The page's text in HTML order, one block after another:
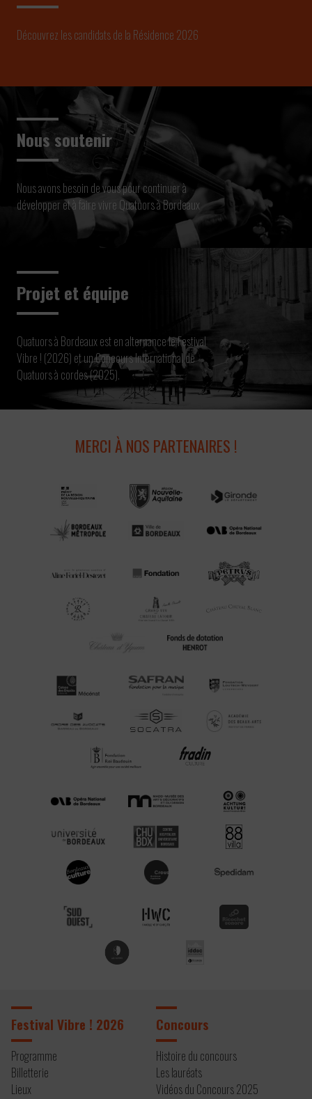
Découvrez les candidats de la Résidence 2026
Nous soutenir
Nous avons besoin de vous pour continuer à
développer et à faire vivre Quatuors à Bordeaux
Projet et équipe
Quatuors à Bordeaux est en alternance le Festival
Vibre ! (2026) et un Concours International de
Quatuors à cordes (2025).
MERCI À NOS PARTENAIRES !
Festival Vibre ! 2026
Programme
Billetterie
Lieux
Concours
Histoire du concours
Les lauréats
Vidéos du Concours 2025